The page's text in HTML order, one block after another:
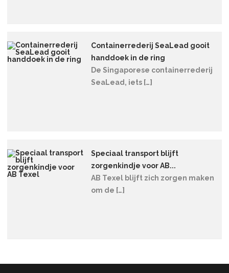
Containerrederij SeaLead gooit
handdoek in de ring
De Singaporese containerrederij
SeaLead, iets […]
Speciaal transport blijft
zorgenkindje voor AB...
AB Texel blijft zich zorgen maken
om de […]